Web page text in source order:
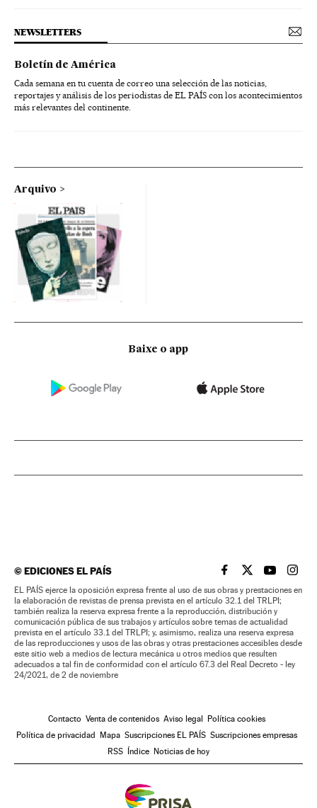
NEWSLETTERS
Boletín de América
Cada semana en tu cuenta de correo una selección de las noticias,
reportajes y análisis de los periodistas de EL PAÍS con los acontecimientos
más relevantes del continente.
Arquivo
Baixe o app
©EDICIONES EL PAÍS EL PAÍS BRASIL EN
EL PAÍSEL PAÍS
EL
EL PAÍS ejerce la oposición expresa frente al uso de sus obras y prestaciones en
la elaboración de revistas de prensa prevista en el artículo 32.1 del TRLPI;
también realiza la reserva expresa frente a la reproducción, distribución y
comunicación pública de sus trabajos y artículos sobre temas de actualidad
prevista en el artículo 33.1 del TRLPI; y, asimismo, realiza una reserva expresa
de las reproducciones y usos de las obras y otras prestaciones accesibles desde
este sitio web a medios de lectura mecánica u otros medios que resulten
adecuados a tal fin de conformidad con el artículo 67.3 del Real Decreto - ley
24/2021, de 2 de noviembre
Contacto Venta de contenidos Aviso legal
Política cookies
Política de privacidad
Mapa Suscripciones EL PAÍS Suscripciones empresas
RSS
Índice Noticias de hoy